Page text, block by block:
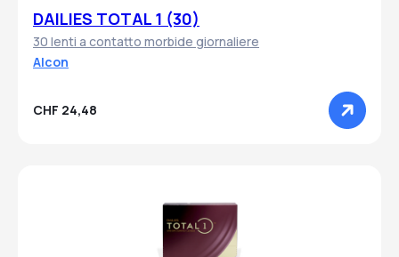
DAILIES TOTAL 1 (30)
30 lenti a contatto morbide giornaliere
Alcon
CHF 24,48